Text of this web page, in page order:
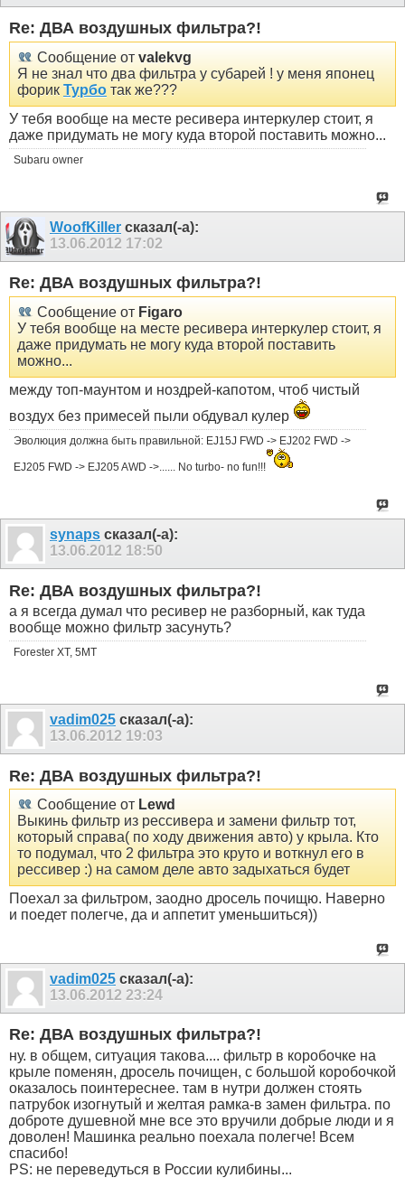
Re: ДВА воздушных фильтра?!
Сообщение от valekvg
Я не знал что два фильтра у субарей ! у меня японец
форик Турбо так же???
У тебя вообще на месте ресивера интеркулер стоит, я
даже придумать не могу куда второй поставить можно...
Subaru owner
WoofKiller сказал(-а):
13.06.2012 17:02
Re: ДВА воздушных фильтра?!
Сообщение от Figaro
У тебя вообще на месте ресивера интеркулер стоит, я
даже придумать не могу куда второй поставить
можно...
между топ-маунтом и ноздрей-капотом, чтоб чистый
воздух без примесей пыли обдувал кулер
Эволюция должна быть правильной: EJ15J FWD -> EJ202 FWD ->
EJ205 FWD -> EJ205 AWD ->...... No turbo- no fun!!!
synaps сказал(-а):
13.06.2012 18:50
Re: ДВА воздушных фильтра?!
а я всегда думал что ресивер не разборный, как туда
вообще можно фильтр засунуть?
Forester XT, 5MT
vadim025 сказал(-а):
13.06.2012 19:03
Re: ДВА воздушных фильтра?!
Сообщение от Lewd
Выкинь фильтр из рессивера и замени фильтр тот,
который справа( по ходу движения авто) у крыла. Кто
то подумал, что 2 фильтра это круто и воткнул его в
рессивер :) на самом деле авто задыхаться будет
Поехал за фильтром, заодно дросель почищю. Наверно
и поедет полегче, да и аппетит уменьшиться))
vadim025 сказал(-а):
13.06.2012 23:24
Re: ДВА воздушных фильтра?!
ну. в общем, ситуация такова.... фильтр в коробочке на
крыле поменян, дросель почищен, с большой коробочкой
оказалось поинтереснее. там в нутри должен стоять
патрубок изогнутый и желтая рамка-в замен фильтра. по
доброте душевной мне все это вручили добрые люди и я
доволен! Машинка реально поехала полегче! Всем
спасибо!
PS: не переведуться в России кулибины...